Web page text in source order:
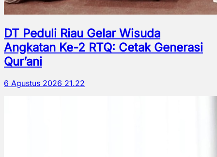
DT Peduli Riau Gelar Wisuda
Angkatan Ke-2 RTQ: Cetak Generasi
Qur’ani
6 Agustus 2026 21.22